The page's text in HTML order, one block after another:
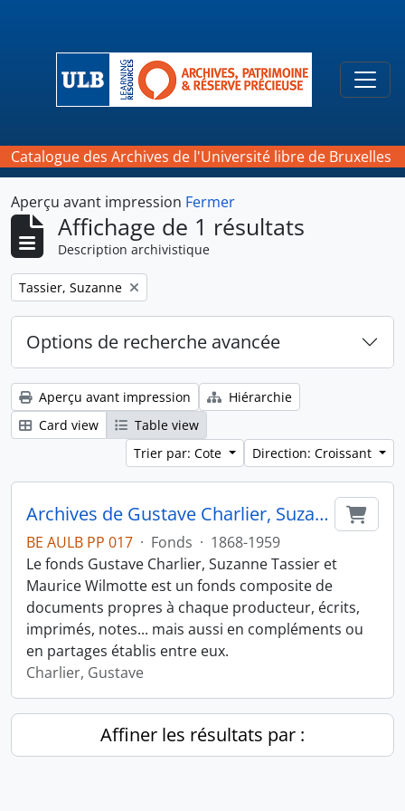
Catalogue des Archives de l'Université libre de Bruxelles
Aperçu avant impression Fermer
Affichage de 1 résultats
Description archivistique
Remove filter:
Tassier, Suzanne
Options de recherche avancée
Aperçu avant impression
Hiérarchie
Card view
Table view
Trier par: Cote
Direction: Croissant
Archives de Gustave Charlier, Suzanne Tassier et Maurice Wilmotte
BE AULB PP 017 · Fonds · 1868-1959
Le fonds Gustave Charlier, Suzanne Tassier et
Maurice Wilmotte est un fonds composite de
documents propres à chaque producteur, écrits,
imprimés, notes... mais aussi en compléments ou
en partages établis entre eux.
Charlier, Gustave
Affiner les résultats par :